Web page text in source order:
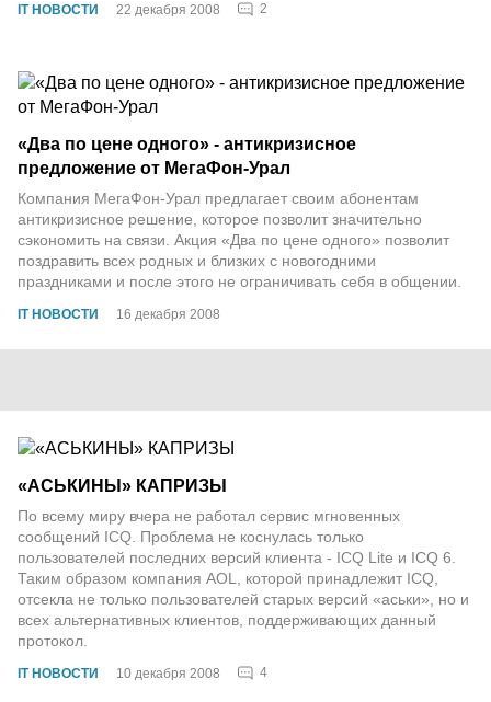
IT НОВОСТИ 22 декабря 2008 2
IT НОВОСТИ 16 декабря 2008
«Два по цене одного» - антикризисное
предложение от МегаФон-Урал
Компания МегаФон-Урал предлагает своим абонентам
антикризисное решение, которое позволит значительно
сэкономить на связи. Акция «Два по цене одного» позволит
поздравить всех родных и близких с новогодними
праздниками и после этого не ограничивать себя в общении.
IT НОВОСТИ 10 декабря 2008 4
«АСЬКИНЫ» КАПРИЗЫ
По всему миру вчера не работал сервис мгновенных
сообщений ICQ. Проблема не коснулась только
пользователей последних версий клиента - ICQ Lite и ICQ 6.
Таким образом компания AOL, которой принадлежит ICQ,
отсекла не только пользователей старых версий «аськи», но и
всех альтернативных клиентов, поддерживающих данный
протокол.